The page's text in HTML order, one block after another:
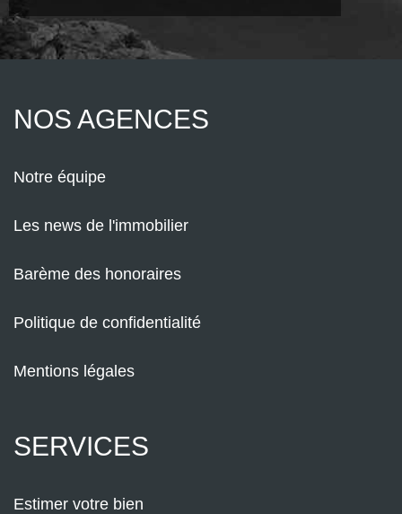
NOS AGENCES
Notre équipe
Les news de l'immobilier
Barème des honoraires
Politique de confidentialité
Mentions légales
SERVICES
Estimer votre bien